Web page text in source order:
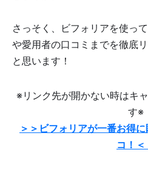
さっそく、ビフォリアを使っ
や愛用者の口コミまでを徹底
と思います！
※リンク先が開かない時はキ
す※
＞＞ビフォリアが一番お得
コ！＜